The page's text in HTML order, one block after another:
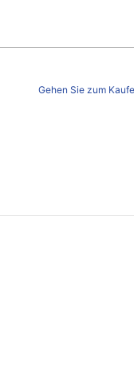
Gehen Sie zum